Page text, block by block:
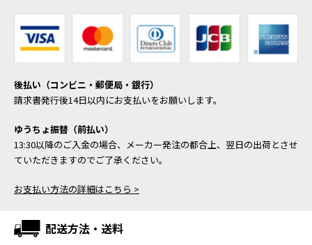
後払い（コンビニ・郵便局・銀行）
請求書発行後14日以内にお支払いをお願いします。
ゆうちょ振替（前払い）
13:30以降のご入金の場合、メーカー発注の都合上、翌日の出荷とさせ
ていただきますのでご了承ください。
お支払い方法の詳細はこちら >
配送方法・送料